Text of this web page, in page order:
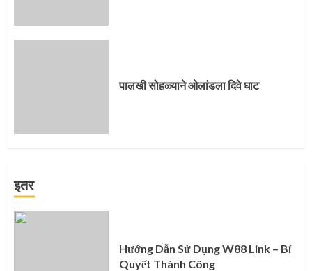
पालखी सोहळ्याने ओलांडला दिवे घाट
इतर
Hướng Dẫn Sử Dụng W88 Link – Bí
Quyết Thành Công